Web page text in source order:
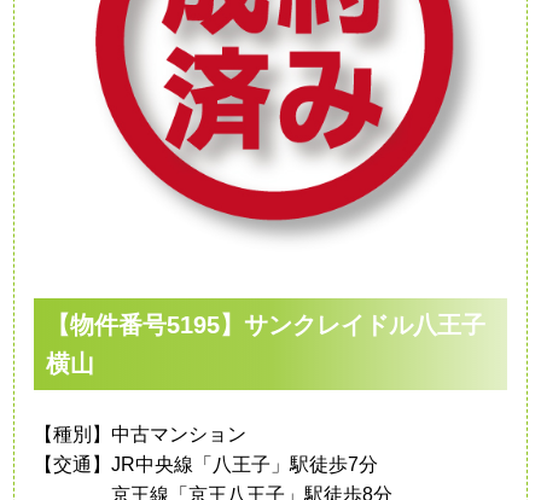
【物件番号5195】サンクレイドル八王子
横山
【種別】中古マンション
【交通】JR中央線「八王子」駅徒歩7分
京王線「京王八王子」駅徒歩8分